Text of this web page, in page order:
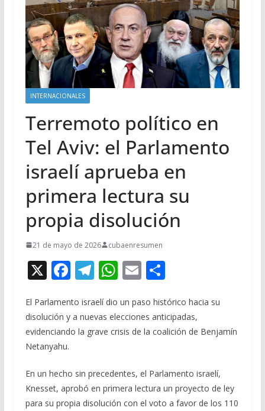
INTERNACIONALES
Terremoto político en
Tel Aviv: el Parlamento
israelí aprueba en
primera lectura su
propia disolución
21 de mayo de 2026 cubaenresumen
X F
e
b
o
k
T
e
gr
W
at
s
p
p
E
ai
l
C
m
p
r
El Parlamento israelí dio un paso histórico hacia su
disolución y a nuevas elecciones anticipadas,
evidenciando la grave crisis de la coalición de Benjamín
Netanyahu.
En un hecho sin precedentes, el Parlamento israelí,
Knesset, aprobó en primera lectura un proyecto de ley
para su propia disolución con el voto a favor de los 110